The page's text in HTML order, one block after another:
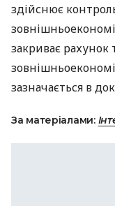
здійснює
закриває рахунок
зазначається в
За матеріалами: